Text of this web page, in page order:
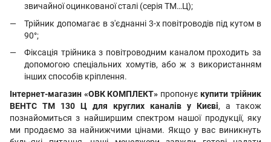
звичайної оцинкованої сталі (серія ТМ…Ц);
Трійник допомагає в з'єднанні 3-х повітроводів під кутом в
90°;
Фіксація трійника з повітроводним каналом проходить за
допомогою спеціальних хомутів, або ж з використанням
інших способів кріплення.
Інтернет-магазин «ОВК КОМПЛЕКТ» пропонуєкупити трійник
ВЕНТС ТМ 130 Ц для круглих каналів у Києві, а також
познайомиться з найширшим спектром нашої продукції, яку
ми продаємо за найнижчими цінами. Якщо у вас виникнуть